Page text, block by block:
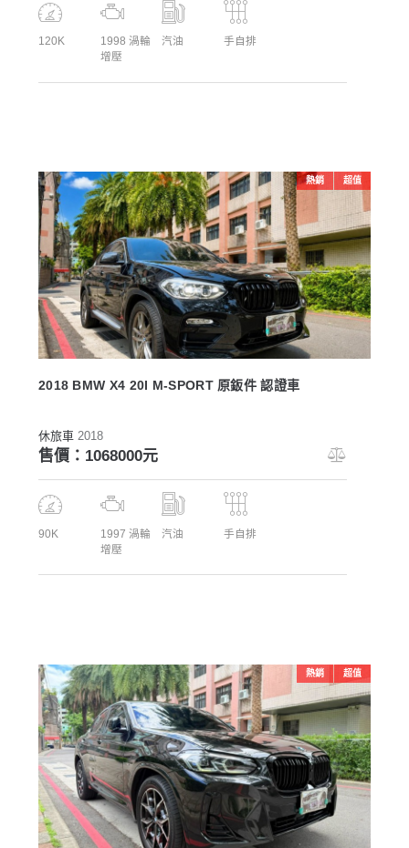
120K
1998 渦輪
增壓
汽油 手自排
熱銷 超值
2018 BMW X4 20I M-SPORT 原鈑件 認證車
休旅車 2018
售價：1068000元
90K
1997 渦輪
增壓
汽油 手自排
熱銷 超值